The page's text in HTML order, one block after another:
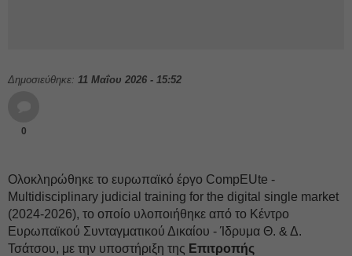
Δημοσιεύθηκε: 11 Μαΐου 2026 - 15:52
0
Ολοκληρώθηκε το ευρωπαϊκό έργο CompEUte -
Multidisciplinary judicial training for the digital single market
(2024-2026), το οποίο υλοποιήθηκε από το Κέντρο
Ευρωπαϊκού Συνταγματικού Δικαίου - Ίδρυμα Θ. & Δ.
Τσάτσου, με την υποστήριξη της Επιτροπής